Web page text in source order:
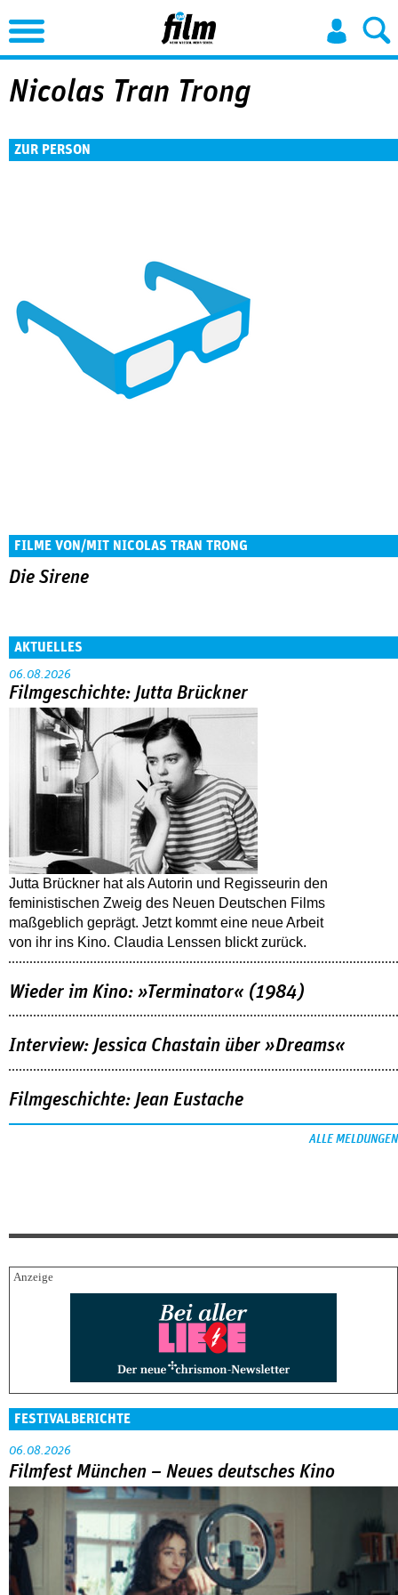
Jump to Navigation
Nicolas Tran Trong
ZUR PERSON
FILME VON/MIT NICOLAS TRAN TRONG
Die Sirene
AKTUELLES
06.08.2026
Filmgeschichte: Jutta Brückner
Jutta Brückner hat als Autorin und Regisseurin den
feministischen Zweig des Neuen Deutschen Films
maßgeblich geprägt. Jetzt kommt eine neue Arbeit
von ihr ins Kino. Claudia Lenssen blickt zurück.
Wieder im Kino: »Terminator« (1984)
Interview: Jessica Chastain über »Dreams«
Filmgeschichte: Jean Eustache
ALLE MELDUNGEN
FESTIVALBERICHTE
06.08.2026
Filmfest München – Neues deutsches Kino